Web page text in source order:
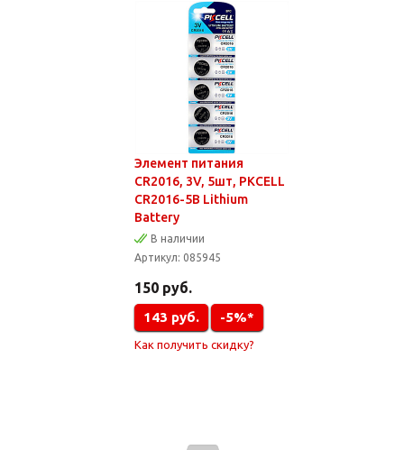
Элемент питания
CR2016, 3V, 5шт, PKCELL
CR2016-5B Lithium
Battery
В наличии
Артикул: 085945
150 руб.
143 руб. -5%*
Как получить скидку?